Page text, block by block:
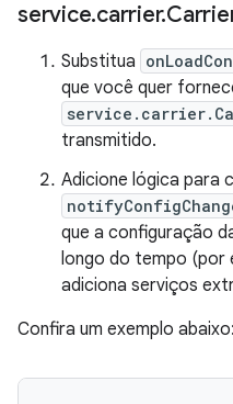
service.carrier.
Substitua
que você quer
transmitido.
Adicione lógica para
que a configuração
longo do tempo (por
adiciona serviços
Confira um exemplo abaixo: